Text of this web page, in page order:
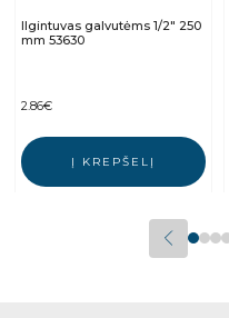
Ilgintuvas galvutėms 1/2″ 250
mm 53630
2.86€
Į KREPŠELĮ